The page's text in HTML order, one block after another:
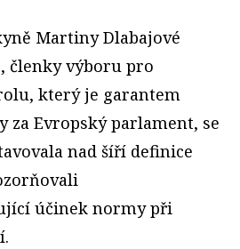
Martiny Dlabajové
členky výboru pro
který je garantem
za Evropský parlament, se
nad šíří definice
účinek normy při